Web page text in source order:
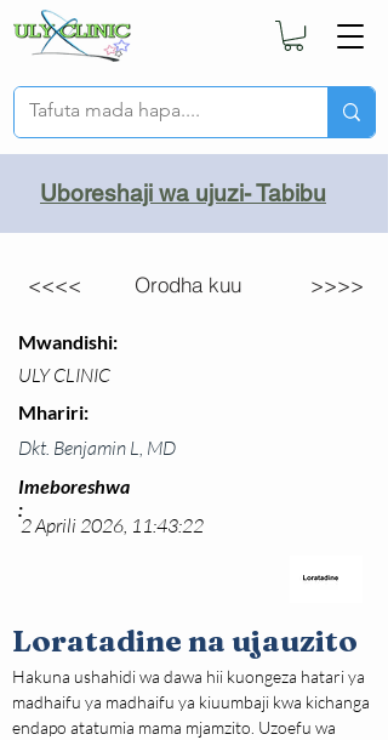
Uboreshaji wa ujuzi- Tabibu
<<<< Orodha kuu >>>>
Mwandishi:
ULY CLINIC
Mhariri:
Dkt. Benjamin L, MD
2 Aprili 2026, 11:43:22
Loratadine na ujauzito
Imeboreshwa
:
Hakuna ushahidi wa dawa hii kuongeza hatari ya
madhaifu ya madhaifu ya kiuumbaji kwa kichanga
endapo atatumia mama mjamzito. Uzoefu wa